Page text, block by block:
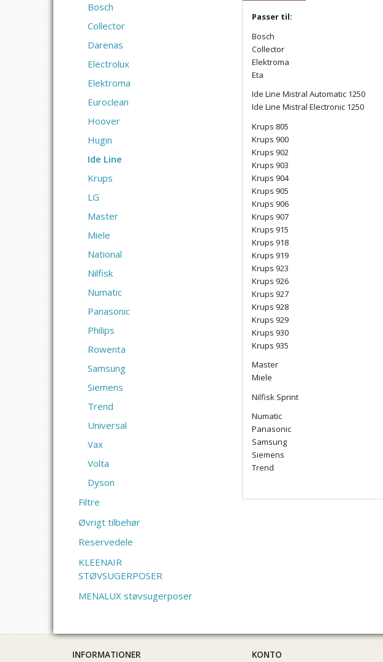
Bosch
Collector
Darenas
Electrolux
Elektroma
Euroclean
Hoover
Hugin
Ide Line
Krups
LG
Master
Miele
National
Nilfisk
Numatic
Panasonic
Philips
Rowenta
Samsung
Siemens
Trend
Universal
Vax
Volta
Dyson
Filtre
Øvrigt tilbehør
Reservedele
KLEENAIR
STØVSUGERPOSER
MENALUX støvsugerposer
Passer til:
Bosch
Collector
Elektroma
Eta
Ide Line Mistral Automatic 1250
Ide Line Mistral Electronic 1250
Krups 805
Krups 900
Krups 902
Krups 903
Krups 904
Krups 905
Krups 906
Krups 907
Krups 915
Krups 918
Krups 919
Krups 923
Krups 926
Krups 927
Krups 928
Krups 929
Krups 930
Krups 935
Master
Miele
Nilfisk Sprint
Numatic
Panasonic
Samsung
Siemens
Trend
INFORMATIONER KONTO